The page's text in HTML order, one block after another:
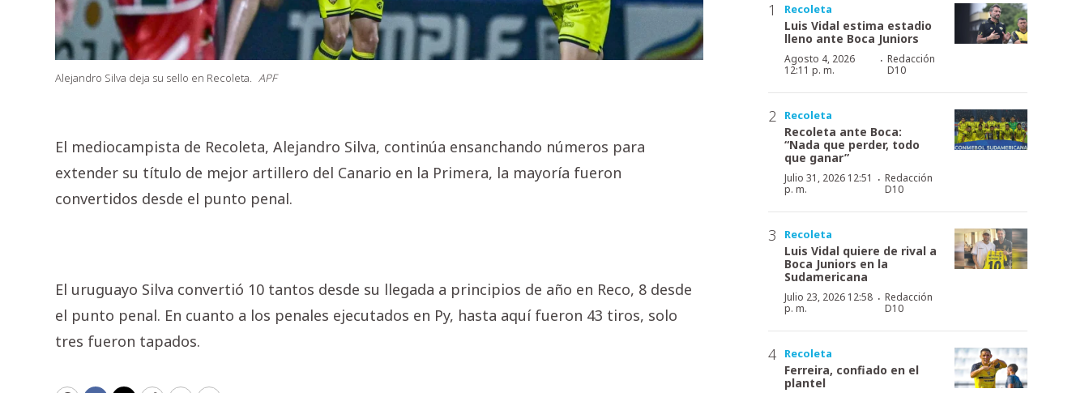
Alejandro Silva deja su sello en Recoleta. APF
El mediocampista de Recoleta, Alejandro Silva, continúa ensanchando números para
extender su título de mejor artillero del Canario en la Primera, la mayoría fueron
convertidos desde el punto penal.
El uruguayo Silva convertió 10 tantos desde su llegada a principios de año en Reco, 8 desde
el punto penal. En cuanto a los penales ejecutados en Py, hasta aquí fueron 43 tiros, solo
tres fueron tapados.
Recoleta
Luis Vidal estima estadio
lleno ante Boca Juniors
Agosto 4, 2026
12:11 p. m.
· Redacción
D10
Recoleta
Recoleta ante Boca:
“Nada que perder, todo
que ganar”
Julio 31, 2026 12:51
p. m.
· Redacción
D10
Recoleta
Luis Vidal quiere de rival a
Boca Juniors en la
Sudamericana
Julio 23, 2026 12:58
p. m.
· Redacción
D10
Recoleta
Ferreira, confiado en el
plantel